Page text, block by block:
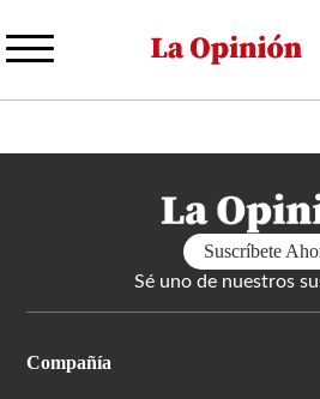
al
Suscríbete
Sé uno de nuestros
Compañía